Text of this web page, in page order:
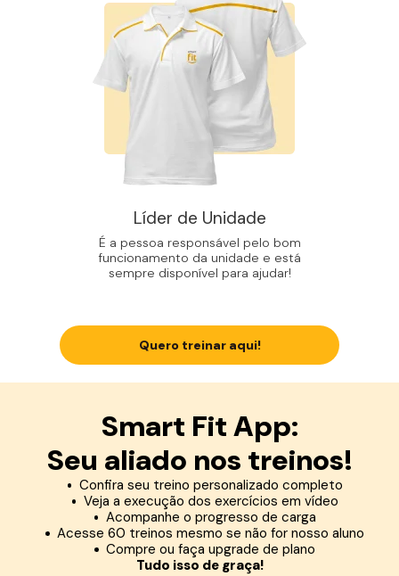
Líder de Unidade
É a pessoa responsável pelo bom
funcionamento da unidade e está
sempre disponível para ajudar!
Quero treinar aqui!
Smart Fit App:
Seu aliado nos treinos!
Confira seu treino personalizado completo
Veja a execução dos exercícios em vídeo
Acompanhe o progresso de carga
Acesse 60 treinos mesmo se não for nosso aluno
Compre ou faça upgrade de plano
Tudo isso de graça!